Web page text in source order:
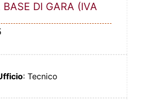
BASE DI GARA (IVA
: Tecnico